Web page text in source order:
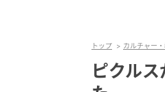
トップ カルチャー
ピクル